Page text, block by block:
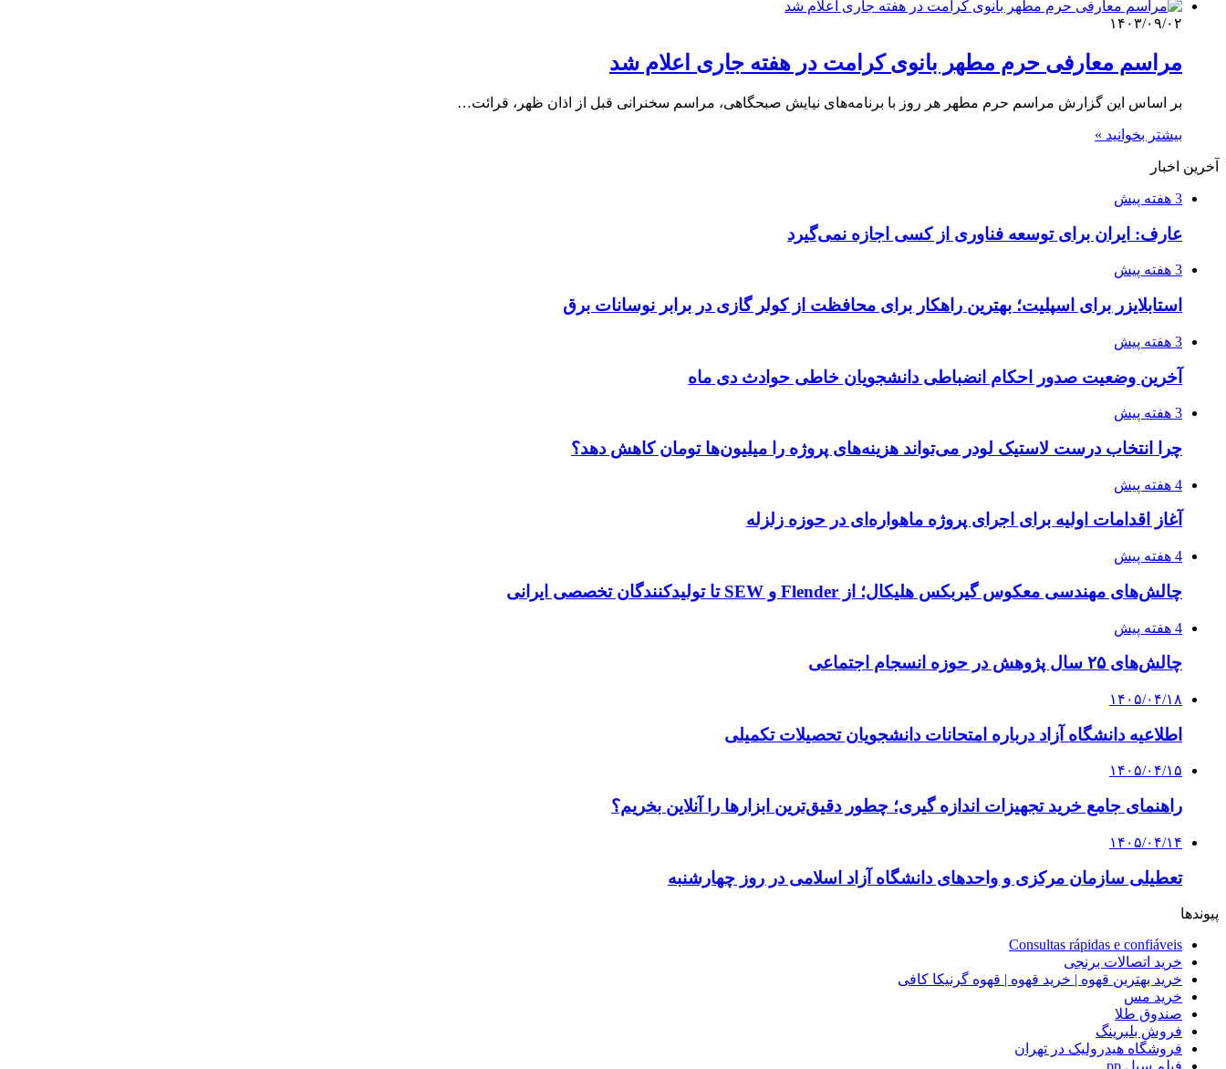
۱۴۰۳/۰۹/۰۲
مراسم معارفی حرم مطهر بانوی کرامت در هفته جاری اعلام شد
بر اساس این گزارش مراسم حرم مطهر هر روز با برنامه‌های نیایش صبحگاهی، مراسم سخنرانی قبل از اذان ظهر، قرائت…
بیشتر بخوانید »
آخرین اخبار
3 هفته پیش
عارف: ایران برای توسعه فناوری از کسی اجازه نمی‌گیرد
3 هفته پیش
استابلایزر برای اسپلیت؛ بهترین راهکار برای محافظت از کولر گازی در برابر نوسانات برق
3 هفته پیش
آخرین وضعیت صدور احکام انضباطی دانشجویان خاطی حوادث دی ماه
3 هفته پیش
چرا انتخاب درست لاستیک لودر می‌تواند هزینه‌های پروژه را میلیون‌ها تومان کاهش دهد؟
4 هفته پیش
آغاز اقدامات اولیه برای اجرای پروژه ماهواره‌ای در حوزه زلزله
4 هفته پیش
چالش‌های مهندسی معکوس گیربکس هلیکال؛ از Flender و SEW تا تولیدکنندگان تخصصی ایرانی
4 هفته پیش
چالش‌های ۲۵ سال پژوهش در حوزه انسجام اجتماعی
۱۴۰۵/۰۴/۱۸
اطلاعیه دانشگاه آزاد درباره امتحانات دانشجویان تحصیلات تکمیلی
۱۴۰۵/۰۴/۱۵
راهنمای جامع خرید تجهیزات اندازه گیری؛ چطور دقیق‌ترین ابزارها را آنلاین بخریم؟
۱۴۰۵/۰۴/۱۴
تعطیلی سازمان مرکزی و واحدهای دانشگاه آزاد اسلامی در روز چهارشنبه
پیوندها
Consultas rápidas e confiáveis
خرید اتصالات برنجی
خرید بهترین قهوه | خرید قهوه | قهوه گرنیکا کافی
خرید مس
صندوق طلا
فروش بلبرینگ
فروشگاه هیدرولیک در تهران